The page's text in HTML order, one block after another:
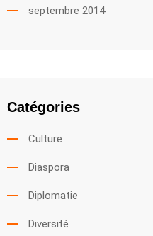
septembre 2014
Catégories
Culture
Diaspora
Diplomatie
Diversité